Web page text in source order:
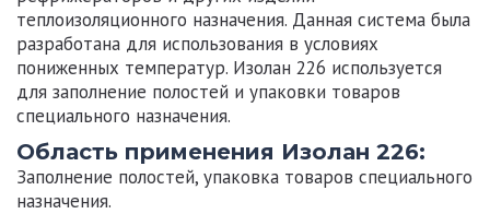
теплоизоляционного назначения. Данная система была
разработана для использования в условиях
пониженных температур. Изолан 226 используется
для заполнение полостей и упаковки товаров
специального назначения.
Область применения Изолан 226:
Заполнение полостей, упаковка товаров специального
назначения.